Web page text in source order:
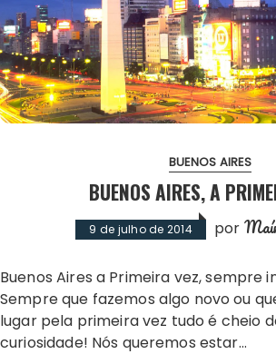
BUENOS AIRES
BUENOS AIRES, A
9 de julho de 2014 por
Buenos Aires a Primeira vez, sempre inesquecível.
Sempre que fazemos algo novo ou
lugar pela primeira vez tudo é cheio
curiosidade! Nós queremos estar…